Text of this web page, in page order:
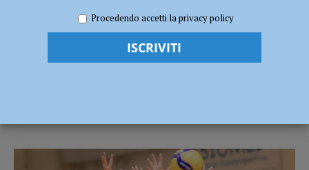
Alsenese non trova il bis: Cesena festeggia (0-3)
Serie B1- La Conad Alsenese non trova il
Procedendo accetti la privacy policy